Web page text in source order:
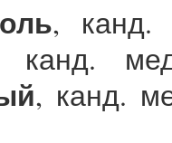
, канд.
канд.
, канд.